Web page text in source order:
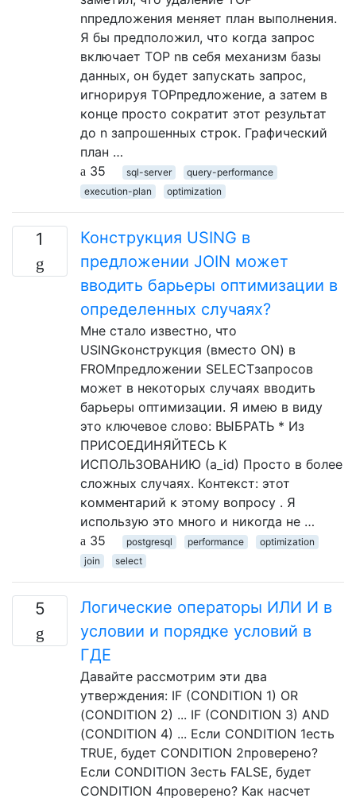
nпредложения меняет план выполнения.
Я бы предположил, что когда запрос
включает TOP nв себя механизм базы
данных, он будет запускать запрос,
игнорируя TOPпредложение, а затем в
конце просто сократит этот результат
до n запрошенных строк. Графический
план …
35
sql-server
query-performance
execution-plan
optimization
1
Конструкция USING в
предложении JOIN может
вводить барьеры оптимизации в
определенных случаях?
Мне стало известно, что
USINGконструкция (вместо ON) в
FROMпредложении SELECTзапросов
может в некоторых случаях вводить
барьеры оптимизации. Я имею в виду
это ключевое слово: ВЫБРАТЬ * Из
ПРИСОЕДИНЯЙТЕСЬ К
ИСПОЛЬЗОВАНИЮ (a_id) Просто в более
сложных случаях. Контекст: этот
комментарий к этому вопросу . Я
использую это много и никогда не …
35
postgresql performance
optimization
join
select
5
Логические операторы ИЛИ И в
условии и порядке условий в
ГДЕ
Давайте рассмотрим эти два
утверждения: IF (CONDITION 1) OR
(CONDITION 2) ... IF (CONDITION 3) AND
(CONDITION 4) ... Если CONDITION 1есть
TRUE, будет CONDITION 2проверено?
Если CONDITION 3есть FALSE, будет
CONDITION 4проверено? Как насчет